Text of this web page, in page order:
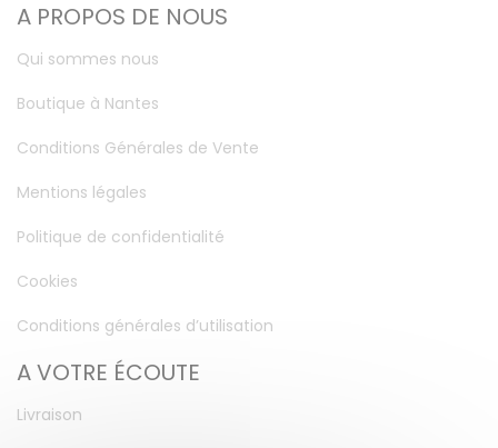
A PROPOS DE NOUS
Qui sommes nous
Boutique à Nantes
Conditions Générales de Vente
Mentions légales
Politique de confidentialité
Cookies
Conditions générales d’utilisation
A VOTRE ÉCOUTE
Livraison